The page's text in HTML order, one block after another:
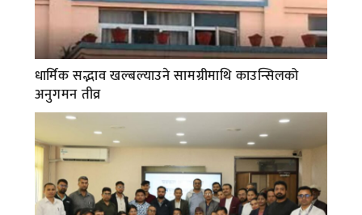
धार्मिक सद्भाव खल्बल्याउने सामग्रीमाथि काउन्सिलको
अनुगमन तीव्र